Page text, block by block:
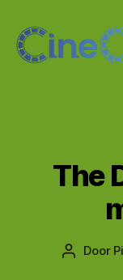
The
Door